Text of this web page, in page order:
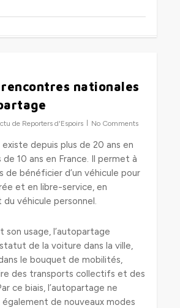
rencontres nationales
de Reporters d'Espoirs No Comments
depuis plus de 20 ans en
10 ans en France. Il permet à
de bénéficier d’un véhicule pour
et en libre-service, en
véhicule personnel.
son usage, l’autopartage
de la voiture dans la ville,
le bouquet de mobilités,
des transports collectifs et des
ce biais, l’autopartage ne
de nouveaux modes